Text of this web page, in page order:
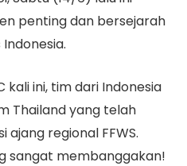
penting dan bersejarah
kali ini, tim dari Indonesia
Thailand yang telah
regional FFWS.
sangat membanggakan!